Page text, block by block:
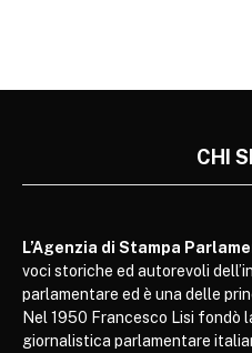
CHI
L’Agenzia di Stampa
voci storiche ed autorevoli
parlamentare ed è una delle
Nel 1950 Francesco Lisi fondò
giornalistica parlamentare